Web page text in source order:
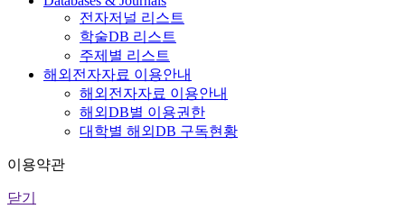
전자저널 리스트
학술DB 리스트
주제별 리스트
해외전자자료 이용안내
해외전자자료 이용안내
해외DB별 이용권한
대학별 해외DB 구독현황
이용약관
닫기